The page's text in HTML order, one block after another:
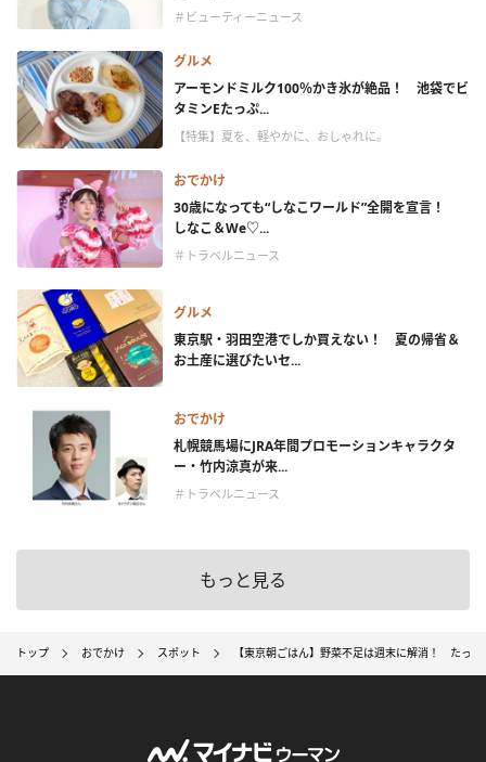
＃ビューティーニュース
グルメ
アーモンドミルク100％かき氷が絶品！ 池袋でビ
タミンEたっぷ...
【特集】夏を、軽やかに、おしゃれに。
おでかけ
30歳になっても“しなこワールド”全開を宣言！
しなこ＆We♡...
＃トラベルニュース
グルメ
東京駅・羽田空港でしか買えない！ 夏の帰省＆
お土産に選びたいセ...
おでかけ
札幌競馬場にJRA年間プロモーションキャラクタ
ー・竹内涼真が来...
＃トラベルニュース
もっと見る
トップ おでかけ スポット 【東京朝ごはん】野菜不足は週末に解消！ たっ